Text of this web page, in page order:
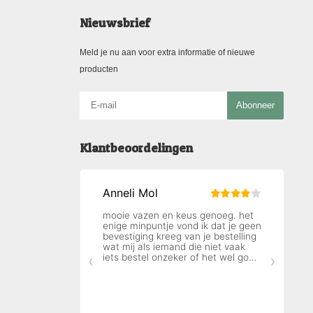
Nieuwsbrief
Meld je nu aan voor extra informatie of nieuwe
producten
Abonneer
Klantbeoordelingen